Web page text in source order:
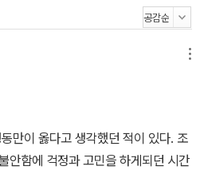
만이 옳다고 생각했던 적이 있다. 조
안함에 걱정과 고민을 하게되던 시간